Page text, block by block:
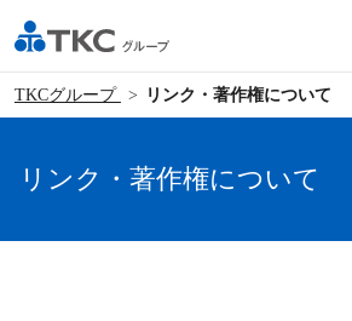
TKCグループ リンク・著作権について
リンク・著作権について